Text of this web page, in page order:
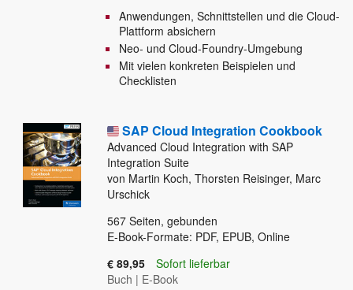
Anwendungen, Schnittstellen und die Cloud-
Plattform absichern
Neo- und Cloud-Foundry-Umgebung
Mit vielen konkreten Beispielen und
Checklisten
SAP Cloud Integration Cookbook
Advanced Cloud Integration with SAP
Integration Suite
von Martin Koch, Thorsten Reisinger, Marc
Urschick
567 Seiten, gebunden
E-Book-Formate: PDF, EPUB, Online
€ 89,95
Sofort lieferbar
Buch | E-Book